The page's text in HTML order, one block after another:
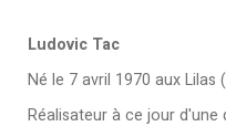
Ludovic Tac
Né le 7 avril 1970 aux
Réalisateur à ce jour